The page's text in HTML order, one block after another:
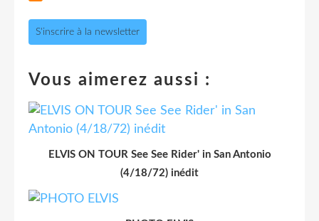
S'inscrire à la newsletter
Vous aimerez aussi :
ELVIS ON TOUR See See Rider' in San Antonio
(4/18/72) inédit